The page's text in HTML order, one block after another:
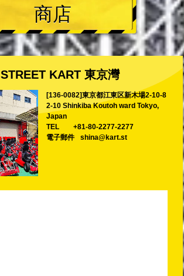
商店
STREET KART 東京灣
[136-0082]東京都江東区新木場2-10-8
2-10 Shinkiba Koutoh ward Tokyo,
Japan
TEL
+81-80-2277-2277
電子郵件
shina@kart.st